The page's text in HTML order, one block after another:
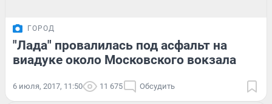
ГОРОД
"Лада" провалилась под асфальт на
виадуке около Московского вокзала
6 июля, 2017, 11:50 11 675 Обсудить